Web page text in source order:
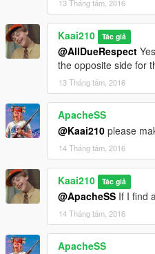
13 Tháng tám, 2016
Kaai210 Tác giả
@AllDueRespect
the opposite side for
13 Tháng tám, 2016
ApacheSS
@Kaai210 please
14 Tháng tám, 2016
Kaai210 Tác giả
@ApacheSS If I find
14 Tháng tám, 2016
ApacheSS